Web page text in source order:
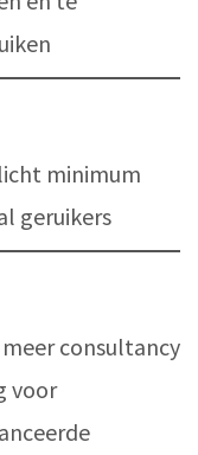
minimum
geruikers
meer consultancy
voor